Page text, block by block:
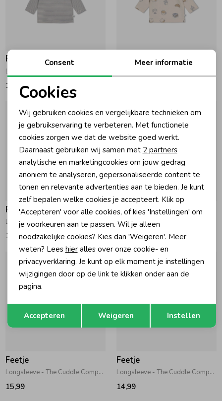
Feetje
17,99
Feetje
Feetje
Longsleeve - Breakfast Buddy Blauw
16,99
Feetje
22,99
Feetje
Longsleeve - The Cuddle Company Bruin melange
15,99
Feetje
Longsleeve - The Cuddle Company Offwhite
14,99
Noodzakelijke cookies
Personalisatie cookies
Analytische cookies
Marketing cookies
Opslaan
Consent Meer informatie
Cookies
Wij gebruiken cookies en vergelijkbare technieken om
je gebruikservaring te verbeteren. Met functionele
cookies zorgen we dat de website goed werkt.
Daarnaast gebruiken wij samen met 2 partners
analytische en marketingcookies om jouw gedrag
anoniem te analyseren, gepersonaliseerde content te
tonen en relevante advertenties aan te bieden. Je kunt
zelf bepalen welke cookies je accepteert. Klik op
'Accepteren' voor alle cookies, of kies 'Instellingen' om
je voorkeuren aan te passen. Wil je alleen
noodzakelijke cookies? Kies dan 'Weigeren'. Meer
weten? Lees hieralles over onze cookie- en
privacyverklaring. Je kunt op elk moment je instellingen
wijzigingen door op de link te klikken onder aan de
pagina.
Accepteren Weigeren Instellen